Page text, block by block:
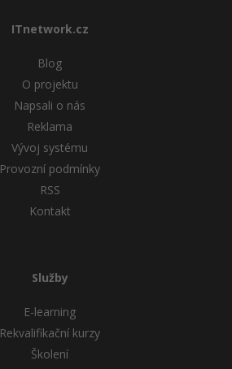
ITnetwork.cz
Blog
O projektu
Napsali o nás
Reklama
Vývoj systému
Provozní podmínky
RSS
Kontakt
Služby
E-learning
Rekvalifikační kurzy
Školení